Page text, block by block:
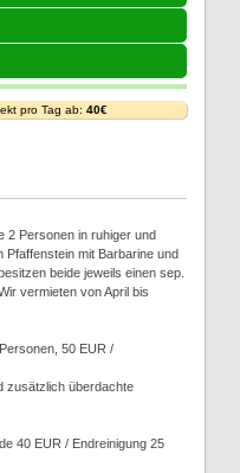
pro Tag ab: 40€
2 Personen in ruhiger und
Pfaffenstein mit Barbarine und
beide jeweils einen sep.
vermieten von April bis
50 EUR /
zusätzlich überdachte
40 EUR / Endreinigung 25